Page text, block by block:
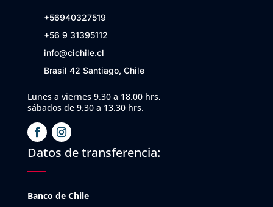
+56940327519
+56 9 31395112
info@cichile.cl
Brasil 42 Santiago, Chile
Lunes a viernes 9.30 a 18.00 hrs,
sábados de 9.30 a 13.30 hrs.
Datos de transferencia:
Banco de Chile